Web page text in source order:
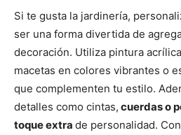
Si te gusta la jardinería,
ser una forma divertida de
decoración. Utiliza pintura
macetas en colores vibrantes o
que complementen tu estilo.
detalles como cintas, cuerdas o
toque extra de personalidad.